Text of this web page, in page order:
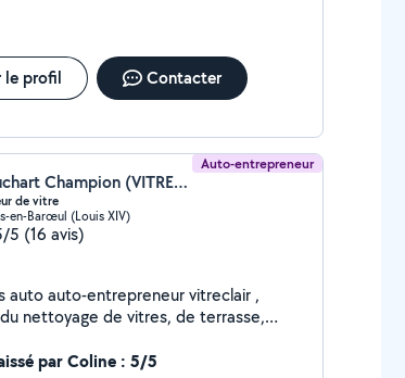
le profil Contacter
Auto-entrepreneur
Souchart Champion (VITRECLAIR)
de vitre
en-Barœul (Louis XIV)
5 (16 avis)
nettoyage de vitres, de terrasse,
Sérieux, travail soigner et
par Coline : 5/5